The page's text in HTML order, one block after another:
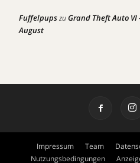
FuffelpupszuGrand Theft Auto VI
August
Impressum Team
Nutzungsbedingungen